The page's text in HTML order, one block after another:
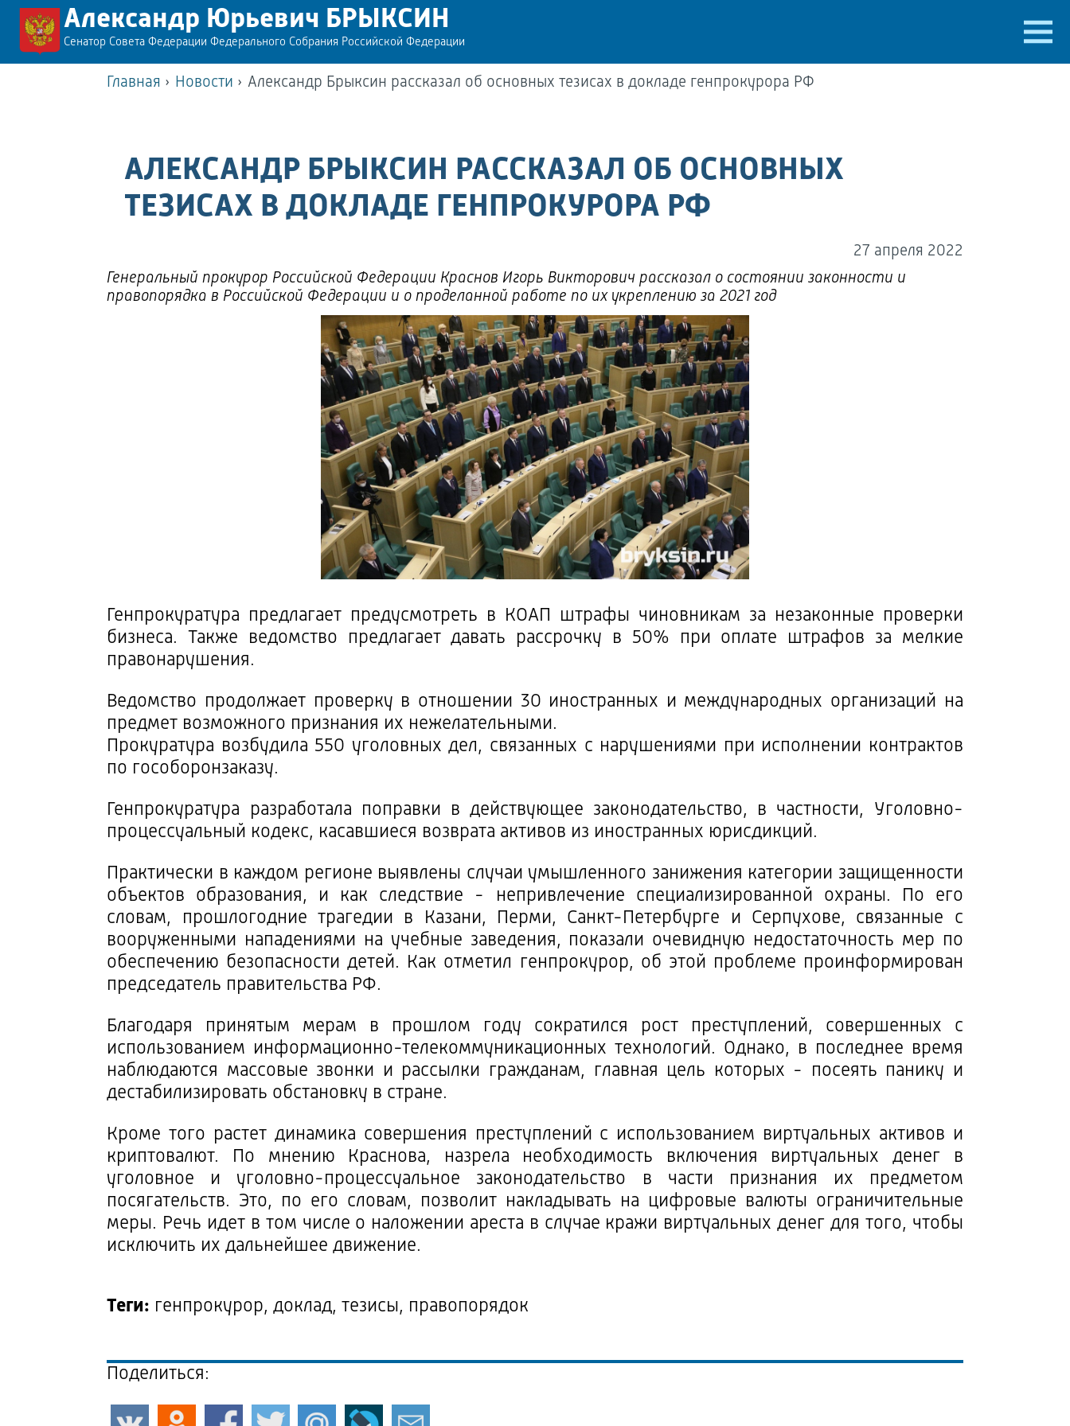
Александр Юрьевич БРЫКСИН
Сенатор Совета Федерации Федерального Собрания Российской Федерации
Главная › Новости › Александр Брыксин рассказал об основных тезисах в докладе генпрокурора РФ
АЛЕКСАНДР БРЫКСИН РАССКАЗАЛ ОБ ОСНОВНЫХ
ТЕЗИСАХ В ДОКЛАДЕ ГЕНПРОКУРОРА РФ
27 апреля 2022
Генеральный прокурор Российской Федерации Краснов Игорь Викторович рассказал о состоянии законности и
правопорядка в Российской Федерации и о проделанной работе по их укреплению за 2021 год
Генпрокуратура предлагает предусмотреть в КОАП штрафы чиновникам за незаконные проверки
бизнеса. Также ведомство предлагает давать рассрочку в 50% при оплате штрафов за мелкие
правонарушения.
Ведомство продолжает проверку в отношении 30 иностранных и международных организаций на
предмет возможного признания их нежелательными.
Прокуратура возбудила 550 уголовных дел, связанных с нарушениями при исполнении контрактов
по гособоронзаказу.
Генпрокуратура разработала поправки в действующее законодательство, в частности, Уголовно-
процессуальный кодекс, касавшиеся возврата активов из иностранных юрисдикций.
Практически в каждом регионе выявлены случаи умышленного занижения категории защищенности
объектов образования, и как следствие - непривлечение специализированной охраны. По его
словам, прошлогодние трагедии в Казани, Перми, Санкт-Петербурге и Серпухове, связанные с
вооруженными нападениями на учебные заведения, показали очевидную недостаточность мер по
обеспечению безопасности детей. Как отметил генпрокурор, об этой проблеме проинформирован
председатель правительства РФ.
Благодаря принятым мерам в прошлом году сократился рост преступлений, совершенных с
использованием информационно-телекоммуникационных технологий. Однако, в последнее время
наблюдаются массовые звонки и рассылки гражданам, главная цель которых - посеять панику и
дестабилизировать обстановку в стране.
Кроме того растет динамика совершения преступлений с использованием виртуальных активов и
криптовалют. По мнению Краснова, назрела необходимость включения виртуальных денег в
уголовное и уголовно-процессуальное законодательство в части признания их предметом
посягательств. Это, по его словам, позволит накладывать на цифровые валюты ограничительные
меры. Речь идет в том числе о наложении ареста в случае кражи виртуальных денег для того, чтобы
исключить их дальнейшее движение.
Теги: генпрокурор, доклад, тезисы, правопорядок
Поделиться: